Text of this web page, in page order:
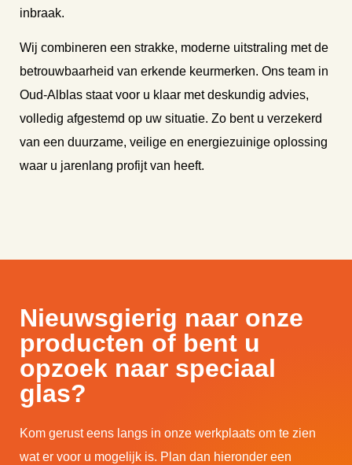
inbraak.
Wij combineren een strakke, moderne uitstraling met de
betrouwbaarheid van erkende keurmerken. Ons team in
Oud-Alblas staat voor u klaar met deskundig advies,
volledig afgestemd op uw situatie. Zo bent u verzekerd
van een duurzame, veilige en energiezuinige oplossing
waar u jarenlang profijt van heeft.
Nieuwsgierig naar onze
producten of bent u
opzoek naar speciaal
glas?
Kom gerust eens langs in onze werkplaats om te zien
wat er voor u mogelijk is. Plan dan hieronder een